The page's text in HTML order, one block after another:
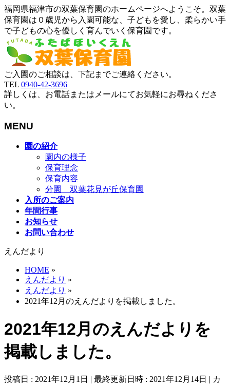
福岡県福津市の双葉保育園のホームページへようこそ。双葉
保育園は０歳児から入園可能な、子どもを愛し、柔らかい手
で子どもの心を優しく育んでいく保育園です。
ご入園のご相談は、下記までご連絡ください。
TEL 0940-42-3696
詳しくは、お電話またはメールにてお気軽にお尋ねくださ
い。
MENU
園の紹介
園内の様子
保育理念
保育内容
分園 双葉花見が丘保育園
入所のご案内
年間行事
お知らせ
お問い合わせ
えんだより
HOME »
えんだより »
えんだより »
2021年12月のえんだよりを掲載しました。
2021年12月のえんだよりを
掲載しました。
投稿日 : 2021年12月1日 最終更新日時 : 2021年12月14日
カ